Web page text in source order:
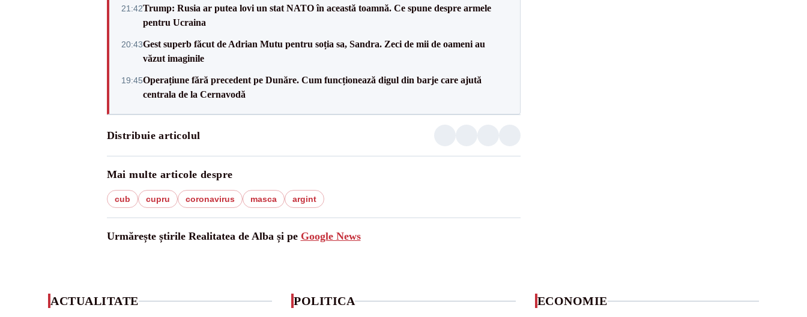
21:42Trump: Rusia ar putea lovi un stat NATO în această toamnă. Ce spune despre armele
pentru Ucraina
20:43Gest superb făcut de Adrian Mutu pentru soția sa, Sandra. Zeci de mii de oameni au
văzut imaginile
19:45Operațiune fără precedent pe Dunăre. Cum funcționează digul din barje care ajută
centrala de la Cernavodă
Distribuie articolul
Mai multe articole despre
cub cupru coronavirus masca argint
Urmărește știrile Realitatea de Alba și pe Google News
ACTUALITATE POLITICA ECONOMIE